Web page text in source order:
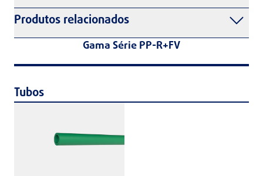
Produtos relacionados
Gama Série PP-R+FV
Tubos